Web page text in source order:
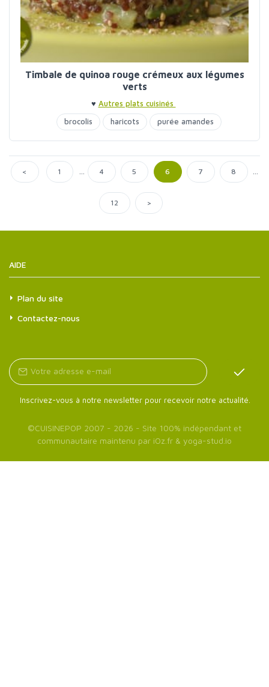
Timbale de quinoa rouge crémeux aux légumes
verts
♥ Autres plats cuisinés
brocolis
haricots purée amandes
< 1 4 5 6 7 8
12 >
AIDE
Plan du site
Contactez-nous
Inscrivez-vous à notre newsletter pour recevoir notre actualité.
©CUISINEPOP 2007 - 2026 - Site 100% indépendant et
communautaire maintenu par iOz.fr & yoga-stud.io